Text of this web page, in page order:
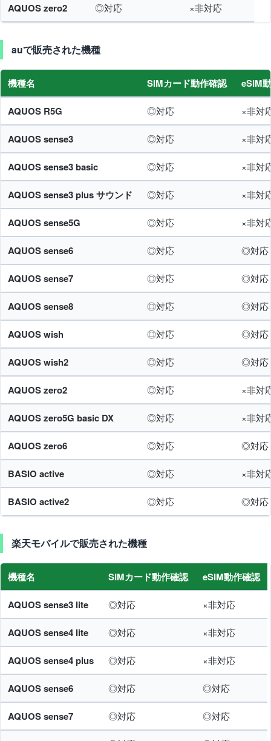
AQUOS zero2 ◎対応 ×非対応
auで販売された機種
機種名 SIMカード動作確認 eSIM
AQUOS R5G ◎対応 ×非対
AQUOS sense3 ◎対応 ×非対
AQUOS sense3 basic ◎対応 ×非対
AQUOS sense3 plus サウンド ◎対応 ×非対
AQUOS sense5G ◎対応 ×非対
AQUOS sense6 ◎対応 ◎対応
AQUOS sense7 ◎対応 ◎対応
AQUOS sense8 ◎対応 ◎対応
AQUOS wish ◎対応 ◎対応
AQUOS wish2 ◎対応 ◎対応
AQUOS zero2 ◎対応 ×非対
AQUOS zero5G basic DX ◎対応 ×非対
AQUOS zero6 ◎対応 ◎対応
BASIO active ◎対応 ×非対
BASIO active2 ◎対応 ◎対応
楽天モバイルで販売された機種
機種名 SIMカード動作確認 eSIM動作確認
AQUOS sense3 lite ◎対応 ×非対応
AQUOS sense4 lite ◎対応 ×非対応
AQUOS sense4 plus ◎対応 ×非対応
AQUOS sense6 ◎対応 ◎対応
AQUOS sense7 ◎対応 ◎対応